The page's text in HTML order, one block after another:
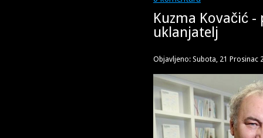
Kuzma Kovačić
uklanjatelj
Objavljeno: Subota, 21 Prosinac